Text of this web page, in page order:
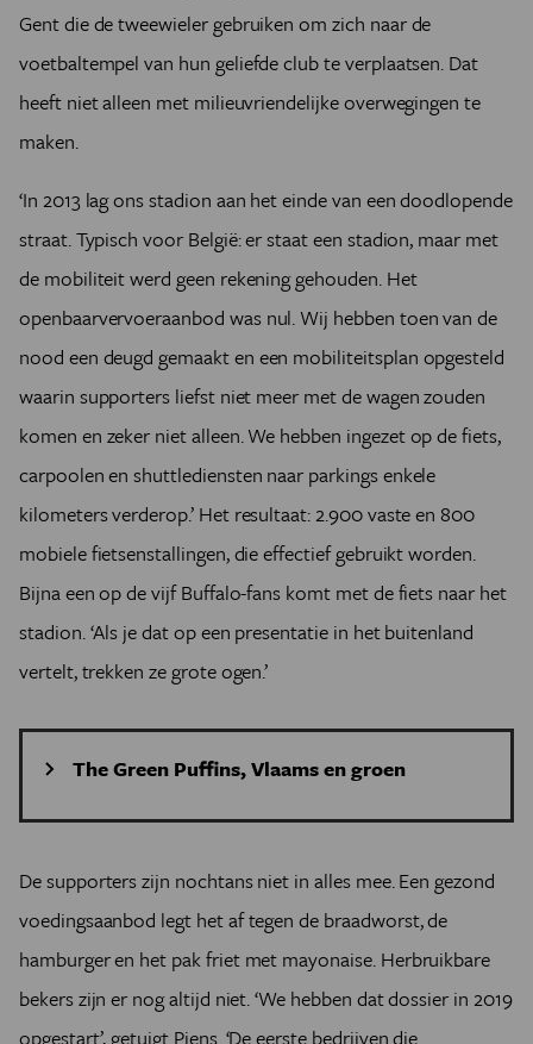
Gent die de tweewieler gebruiken om zich naar de
voetbaltempel van hun geliefde club te verplaatsen. Dat
heeft niet alleen met milieuvriendelijke overwegingen te
maken.
‘In 2013 lag ons stadion aan het einde van een doodlopende
straat. Typisch voor België: er staat een stadion, maar met
de mobiliteit werd geen rekening gehouden. Het
openbaarvervoeraanbod was nul. Wij hebben toen van de
nood een deugd gemaakt en een mobiliteitsplan opgesteld
waarin supporters liefst niet meer met de wagen zouden
komen en zeker niet alleen. We hebben ingezet op de fiets,
carpoolen en shuttlediensten naar parkings enkele
kilometers verderop.’ Het resultaat: 2.900 vaste en 800
mobiele fietsenstallingen, die effectief gebruikt worden.
Bijna een op de vijf Buffalo-fans komt met de fiets naar het
stadion. ‘Als je dat op een presentatie in het buitenland
vertelt, trekken ze grote ogen.’
The Green Puffins, Vlaams en groen
The Green Puffins, een zaalvoetbalclub uit de provincie
profileert zich nadrukkelijk als milieuvriendelijke club. De
ploeg werd tien jaar geleden opgericht door vier
‘groene’ vrouwen. De Puffins (een ‘puffin’ is een
papegaaiduiker, een veelkleurige en snelle zeevogel die
vissen verorbert) proberen een klimaatneutrale club te
zijn. Ze maken hun verplaatsingen zo veel mogelijk met
De supporters zijn nochtans niet in alles mee. Een gezond
voedingsaanbod legt het af tegen de braadworst, de
hamburger en het pak friet met mayonaise. Herbruikbare
bekers zijn er nog altijd niet. ‘We hebben dat dossier in 2019
opgestart’, getuigt Piens. ‘De eerste bedrijven die